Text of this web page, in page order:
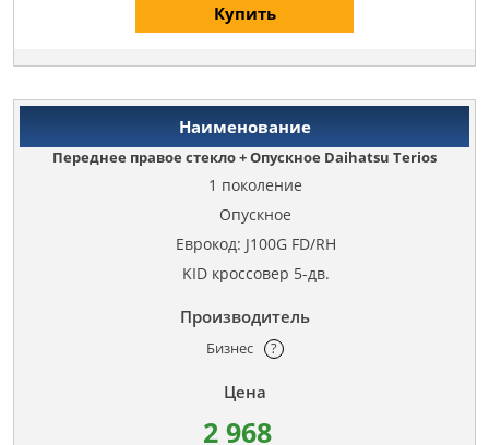
Купить
Переднее правое стекло + Опускное Daihatsu Terios
1 поколение
Опускное
Еврокод: J100G FD/RH
KID кроссовер 5-дв.
Бизнес ?
2 968